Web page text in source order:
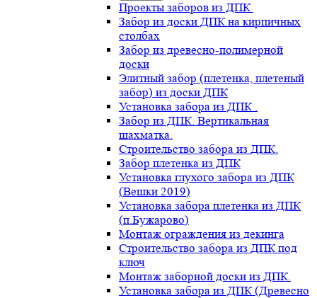
Проекты заборов из ДПК
Забор из доски ДПК на кирпичных
столбах
Забор из древесно-полимерной
доски
Элитный забор (плетенка, плетеный
забор) из доски ДПК
Установка забора из ДПК .
Забор из ДПК. Вертикальная
шахматка.
Строительство забора из ДПК.
Забор плетенка из ДПК
Установка глухого забора из ДПК
(Вешки 2019)
Установка забора плетенка из ДПК
(п.Бужарово)
Монтаж ограждения из декинга
Строительство забора из ДПК под
ключ
Монтаж заборной доски из ДПК.
Установка забора из ДПК (Древесно